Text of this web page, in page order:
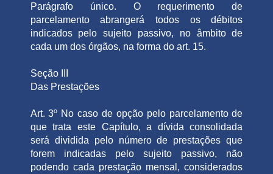
Parágrafo único. O requerimento de
parcelamento abrangerá todos os débitos
indicados pelo sujeito passivo, no âmbito de
cada um dos órgãos, na forma do art. 15.
Seção III
Das Prestações
Art. 3º No caso de opção pelo parcelamento de
que trata este Capítulo, a dívida consolidada
será dividida pelo número de prestações que
forem indicadas pelo sujeito passivo, não
podendo cada prestação mensal, considerados